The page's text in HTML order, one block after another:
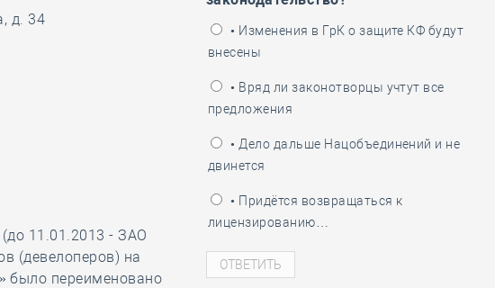
28 мая
д. 34
11.01.2013 - ЗАО
(девелоперов) на
было переименовано
• Изменения в ГрК о защите КФ будут
внесены
• Вряд ли законотворцы учтут все
предложения
• Дело дальше Нацобъединений и не
двинется
• Придётся возвращаться к
лицензированию…